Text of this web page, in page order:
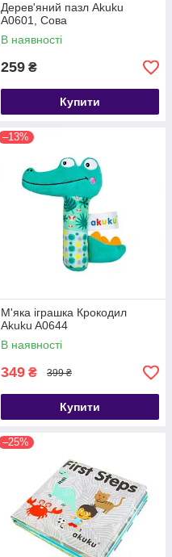
Дерев'яний пазл Akuku
A0601, Сова
В наявності
259 ₴
Купити
–13%
М'яка іграшка Крокодил
Akuku A0644
В наявності
349 ₴ 399 ₴
Купити
–25%